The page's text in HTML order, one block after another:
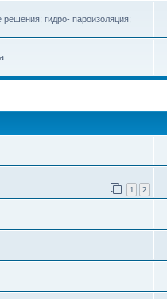
гидро- пароизоляция;
1 2